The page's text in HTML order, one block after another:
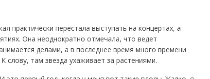
практически перестала выступать на концертах, а
Она неоднократно отмечала, что ведет
делами, а в последнее время много времени
слову, там звезда ухаживает за растениями.